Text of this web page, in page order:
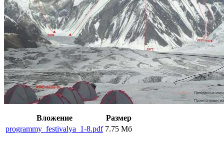
Вложение
Размер
programmy_festivalya_1-8.pdf 7.75 Мб